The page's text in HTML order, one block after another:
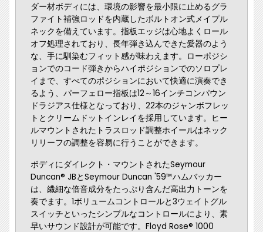
ダー材ボディには、環境の影響を最小限に止めるグラ
ファイト補強ロッドを内蔵したボルトオン式メイプル
ネックを備えています。指板エッジは心地よくロール
オフ処理されており、長年弾き込んできた愛器のよう
な、手に馴染むフィット感が味わえます。ローポジシ
ョンでのコード弾きからハイポジションでのソロプレ
イまで、すべてのポジションにおいて快適に演奏でき
るよう、パーフェロー指板は12～16インチコンパウン
ドラジアス仕様となっており、22本のジャンボフレッ
トとクリームドットインレイを採用しています。ヒー
ルマウントされたトラスロッド調整ホイールはネック
リリーフの調整を容易に行うことができます。
ボディにダイレクト・マウントされたSeymour
Duncan® JBとSeymour Duncan '59™ハムバッカー
は、繊細な倍音成分をたっぷり含んだ高出力トーンを
奏でます。1ボリュームコントロールと3ウェイトグル
スイッチといったシンプルなコントロールにより、素
早いサウンド設計が可能です。Floyd Rose® 1000